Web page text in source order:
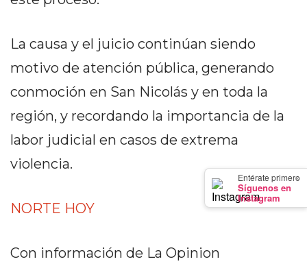
×
Entérate primero
Síguenos en
Instagram
GIMNASIO
PERGAMINO
LOS
PRECIOS
EN
SUPLEMENTOS
EN
SUPLEMENTOS
La causa y el juicio continúan siendo
motivo de atención pública, generando
conmoción en San Nicolás y en toda la
región, y recordando la importancia de la
labor judicial en casos de extrema
violencia.
NORTE HOY
Con información de La Opinion